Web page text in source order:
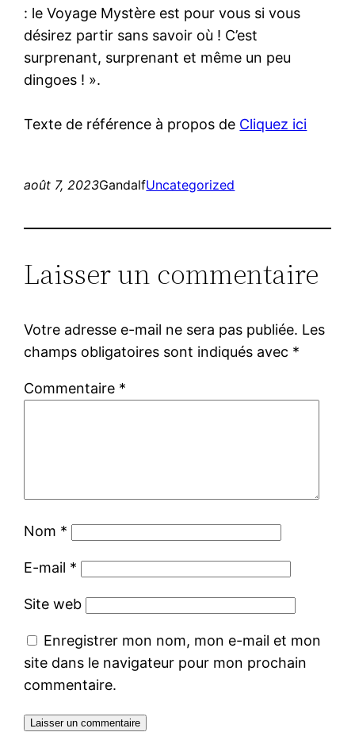
: le Voyage Mystère est pour vous si vous
désirez partir sans savoir où ! C’est
surprenant, surprenant et même un peu
dingoes ! ».
Texte de référence à propos de Cliquez ici
août 7, 2023GandalfUncategorized
Laisser un commentaire
Votre adresse e-mail ne sera pas publiée. Les
champs obligatoires sont indiqués avec *
Commentaire *
Nom *
E-mail *
Site web
Enregistrer mon nom, mon e-mail et mon
site dans le navigateur pour mon prochain
commentaire.